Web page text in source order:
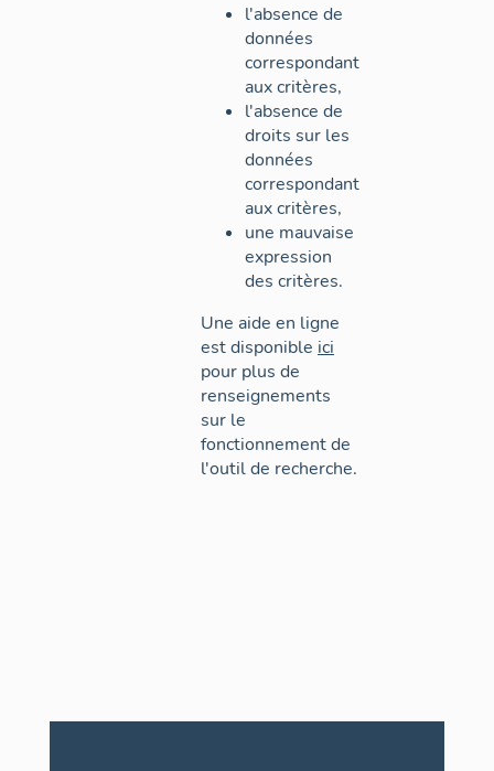
l'absence de
données
correspondant
aux critères,
l'absence de
droits sur les
données
correspondant
aux critères,
une mauvaise
expression
des critères.
Une aide en ligne
est disponible ici
pour plus de
renseignements
sur le
fonctionnement de
l'outil de recherche.